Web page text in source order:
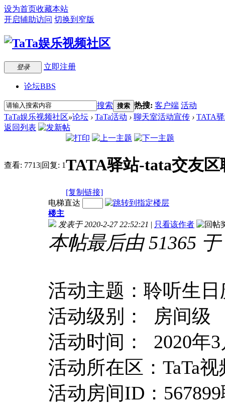
设为首页收藏本站
开启辅助访问 切换到窄版
登录 立即注册
论坛BBS
搜索 搜索 热搜: 客户端 活动
TaTa娱乐视频社区»论坛 › TaTa活动 › 聊天室活动宣传 › TATA
返回列表
查看: 7713|回复: 1TATA驿站-tata交友区
[复制链接]
电梯直达
楼主
发表于 2020-2-27 22:52:21 | 只看该作者
本帖最后由 51365
活动主题：聆听生
活动级别： 房间级
活动时间： 2020年
活动所在区：TaTa
活动房间ID：